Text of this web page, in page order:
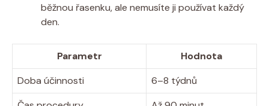
běžnou řasenku, ale nemusíte ji používat každý
den.
Parametr
Hodnota
Doba účinnosti
6–8 týdnů